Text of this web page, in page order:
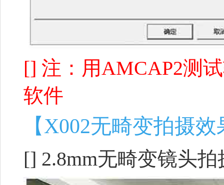
[] 注：用AMCAP2测
软件
【X002无畸变拍摄
[] 2.8mm无畸变镜头